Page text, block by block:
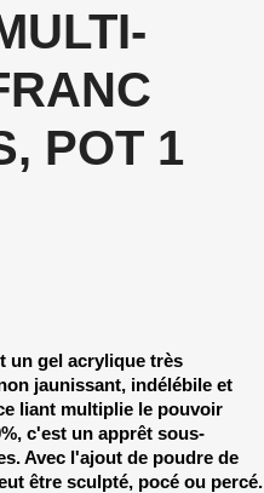
POT 1
un gel acrylique très
jaunissant, indélébile et
liant multiplie le pouvoir
c'est un apprêt sous-
Avec l'ajout de poudre de
être sculpté, pocé ou percé.